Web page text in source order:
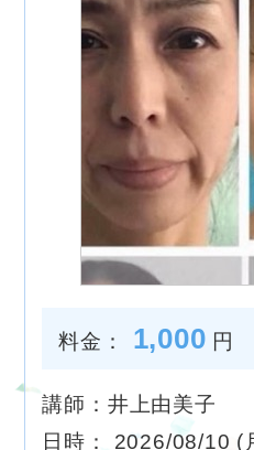
料金： 1,000 円
講師：井上由美子
日時： 2026/08/10 (